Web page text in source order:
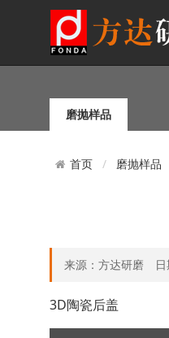
磨抛样品
首页 磨抛样品
来源：方达研磨
3D陶瓷后盖